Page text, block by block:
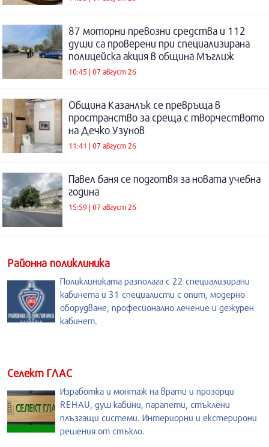
87 моторни превозни средства и 112
души са проверени при специализирана
полицейска акция в община Мъглиж
10:45 | 07 август 26
Община Казанлък се превръща в
пространство за среща с творчеството
на Дечко Узунов
11:41 | 07 август 26
Павел баня се подготвя за новата учебна
година
15:59 | 07 август 26
Районна поликлиника
Поликлиниката разполага с 22 специализирани
кабинета и 31 специалисти с опит, модерно
оборудване, професионално лечение и дежурен
кабинет.
Селект ГЛАС
Изработка и монтаж на врати и прозорци
REHAU, душ кабини, парапети, стъклени
плъзгащи системи. Интериорни и екстерирони
решения от стъкло.